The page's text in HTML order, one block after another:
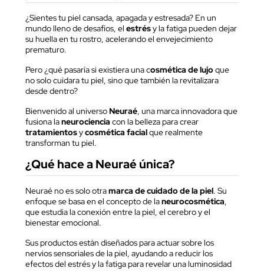
¿Sientes tu piel cansada, apagada y estresada? En un
mundo lleno de desafíos, el estrésy la fatiga pueden dejar
su huella en tu rostro, acelerando el envejecimiento
prematuro.
Pero ¿qué pasaría si existiera una cosmética de lujoque
no solo cuidara tu piel, sino que también la revitalizara
desde dentro?
Bienvenido al universoNeuraé, una marca innovadora que
fusiona laneurociencia con la belleza para crear
tratamientosycosmética facialque realmente
transforman tu piel.
¿Qué hace a Neuraé única?
Neuraé no es solo otramarca de cuidado de la piel. Su
enfoque se basa en el concepto de laneurocosmética,
que estudia la conexión entre la piel, el cerebro y el
bienestar emocional.
Sus productos están diseñados para actuar sobre los
nervios sensoriales de la piel, ayudando a reducir los
efectos del estrés y la fatiga para revelar una luminosidad